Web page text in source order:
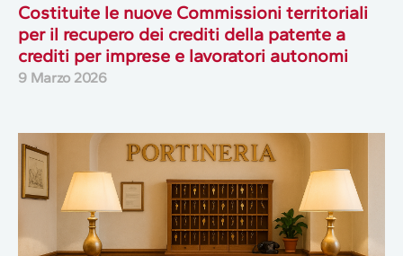
Costituite le nuove Commissioni territoriali
per il recupero dei crediti della patente a
crediti per imprese e lavoratori autonomi
9 Marzo 2026